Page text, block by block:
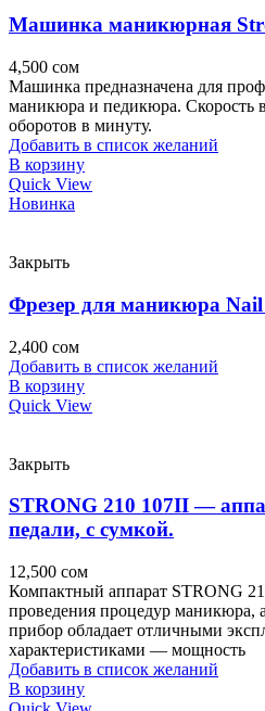
Машинка маникюрная
4,500 сом
Машинка предназначена для
маникюра и педикюра. Скорость
оборотов в минуту.
Добавить в список желаний
В корзину
Quick View
Новинка
Закрыть
Фрезер для маникюра
2,400 сом
Добавить в список желаний
В корзину
Quick View
Закрыть
STRONG 210 107II —
педали, с сумкой.
12,500 сом
Компактный аппарат STRONG
проведения процедур
прибор обладает отличными
характеристиками — мощность
Добавить в список желаний
В корзину